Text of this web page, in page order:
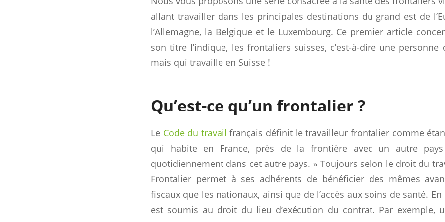
allant travailler dans les principales destinations du grand est de
l’Allemagne, la Belgique et le Luxembourg. Ce premier article
son titre l’indique, les frontaliers suisses, c’est-à-dire une personne
mais qui travaille en Suisse !
Qu’est-ce qu’un frontalier ?
Le Code du travail français définit le travailleur frontalier comme
qui habite en France, près de la frontière avec un autre
quotidiennement dans cet autre pays. » Toujours selon le droit du
Frontalier permet à ses adhérents de bénéficier des mêmes
fiscaux que les nationaux, ainsi que de l’accès aux soins de santé.
est soumis au droit du lieu d’exécution du contrat. Par exemple,